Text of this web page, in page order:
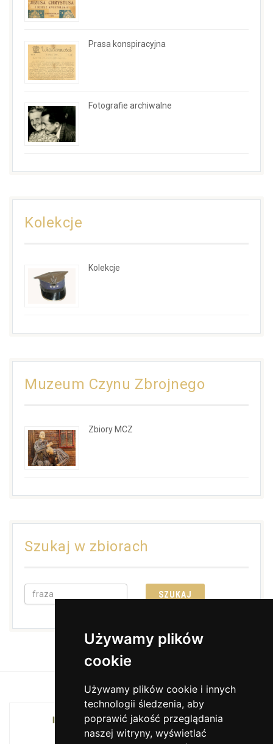
Używamy plików
cookie
Używamy plików cookie i innych
technologii śledzenia, aby
poprawić jakość przeglądania
naszej witryny, wyświetlać
Prasa konspiracyjna
Fotografie archiwalne
Kolekcje
Kolekcje
Muzeum Czynu Zbrojnego
Zbiory MCZ
Szukaj w zbiorach
INSTYTUCJA KULTURY MIASTA KRAKOWA I
WOJEWÓDZTWA MAŁOPOLSKIEGO